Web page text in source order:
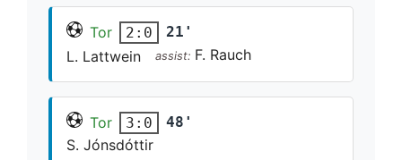
Tor 2:0 21'
L. Lattwein assist: F. Rauch
Tor 3:0 48'
S. Jónsdóttir